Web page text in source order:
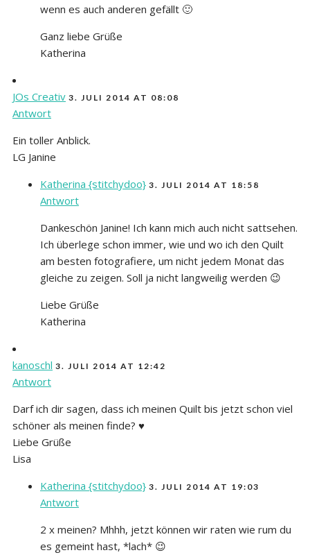
wenn es auch anderen gefällt 🙂
Ganz liebe Grüße
Katherina
JOs Creativ 3. JULI 2014 AT 08:08
Antwort
Ein toller Anblick.
LG Janine
Katherina {stitchydoo} 3. JULI 2014 AT 18:58
Antwort
Dankeschön Janine! Ich kann mich auch nicht sattsehen.
Ich überlege schon immer, wie und wo ich den Quilt
am besten fotografiere, um nicht jedem Monat das
gleiche zu zeigen. Soll ja nicht langweilig werden 😉
Liebe Grüße
Katherina
kanoschl 3. JULI 2014 AT 12:42
Antwort
Darf ich dir sagen, dass ich meinen Quilt bis jetzt schon viel
schöner als meinen finde? ♥
Liebe Grüße
Lisa
Katherina {stitchydoo} 3. JULI 2014 AT 19:03
Antwort
2 x meinen? Mhhh, jetzt können wir raten wie rum du
es gemeint hast, *lach* 😉